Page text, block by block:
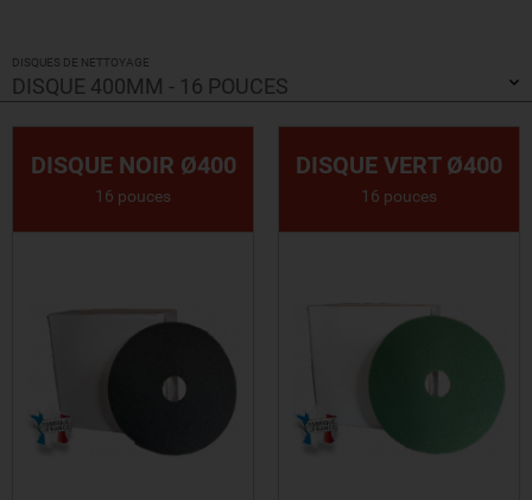
DISQUES DE NETTOYAGE
DISQUE 400MM - 16 POUCES
DISQUE NOIR Ø400
16 pouces
DISQUE VERT Ø400
16 pouces